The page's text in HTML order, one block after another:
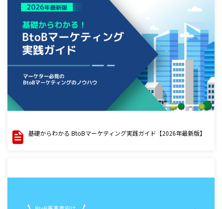
基礎からわかる BtoBマーケティング実践ガイド【2026年最新版】